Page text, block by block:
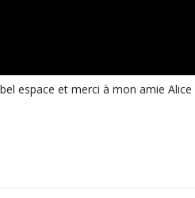
espace et merci à mon amie Alice